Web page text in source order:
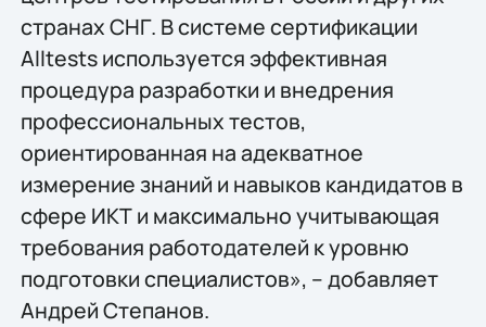
странах СНГ. В системе сертификации
Alltests используется эффективная
процедура разработки и внедрения
профессиональных тестов,
ориентированная на адекватное
измерение знаний и навыков кандидатов в
сфере ИКТ и максимально учитывающая
требования работодателей к уровню
подготовки специалистов», – добавляет
Андрей Степанов.